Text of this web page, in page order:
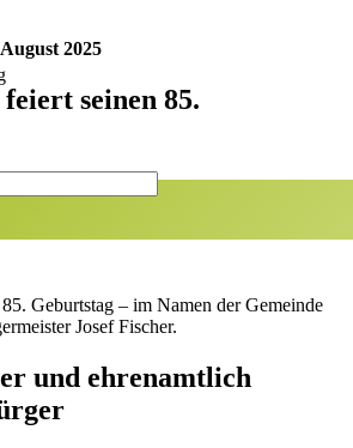
2025
seinen 85.
Geburtstag – im Namen der Gemeinde
Josef Fischer.
und ehrenamtlich